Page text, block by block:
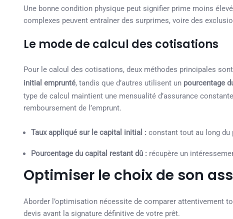
Une bonne condition physique peut signifier prime moins
complexes peuvent entraîner des surprimes, voire des
Le mode de calcul des cotisations
Pour le calcul des cotisations, deux méthodes principales
initial emprunté, tandis que d’autres utilisent un pourcentage
type de calcul maintient une mensualité d’assurance
remboursement de l’emprunt.
Taux appliqué sur le capital initial : constant tout au long du
Pourcentage du capital restant dû : récupère un
Optimiser le choix de son
Aborder l’optimisation nécessite de comparer
devis avant la signature définitive de votre prêt.